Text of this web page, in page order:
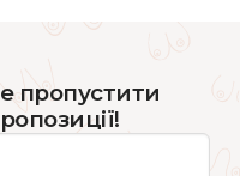
пропустити